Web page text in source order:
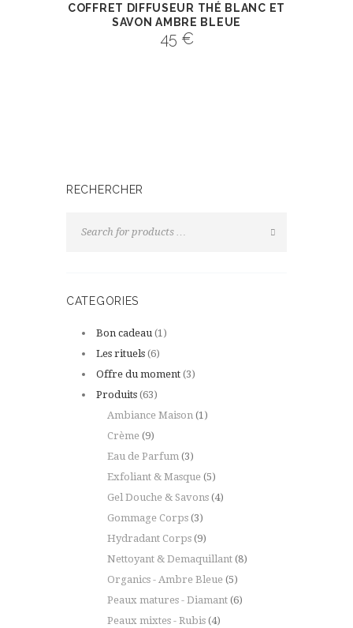
COFFRET DIFFUSEUR THÉ BLANC ET
SAVON AMBRE BLEUE
45 €
RECHERCHER
CATEGORIES
Bon cadeau (1)
Les rituels (6)
Offre du moment (3)
Produits (63)
Ambiance Maison (1)
Crème (9)
Eau de Parfum (3)
Exfoliant & Masque (5)
Gel Douche & Savons (4)
Gommage Corps (3)
Hydradant Corps (9)
Nettoyant & Demaquillant (8)
Organics - Ambre Bleue (5)
Peaux matures - Diamant (6)
Peaux mixtes - Rubis (4)